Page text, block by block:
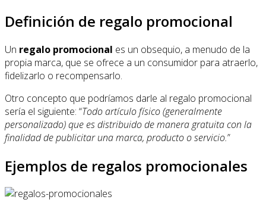
Definición de regalo promocional
Un regalo promocional es un obsequio, a menudo de la
propia marca, que se ofrece a un consumidor para atraerlo,
fidelizarlo o recompensarlo.
Otro concepto que podríamos darle al regalo promocional
sería el siguiente: “Todo artículo físico (generalmente
personalizado) que es distribuido de manera gratuita con la
finalidad de publicitar una marca, producto o servicio.”
Ejemplos de regalos promocionales